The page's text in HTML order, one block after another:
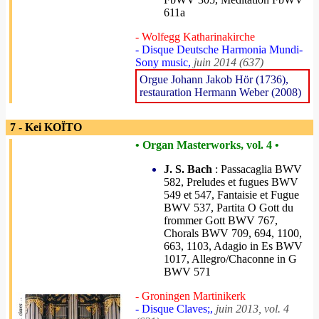
611a
- Wolfegg Katharinakirche
- Disque Deutsche Harmonia Mundi-
Sony music, juin 2014 (637)
Orgue Johann Jakob Hör (1736),
restauration Hermann Weber (2008)
7 - Kei KOÏTO
• Organ Masterworks, vol. 4 •
J. S. Bach : Passacaglia BWV
582, Preludes et fugues BWV
549 et 547, Fantaisie et Fugue
BWV 537, Partita O Gott du
frommer Gott BWV 767,
Chorals BWV 709, 694, 1100,
663, 1103, Adagio in Es BWV
1017, Allegro/Chaconne in G
BWV 571
- Groningen Martinikerk
- Disque Claves;, juin 2013, vol. 4